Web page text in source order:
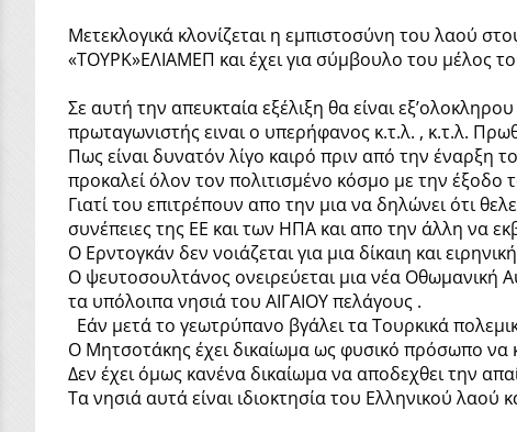
Μετεκλογικά κλονίζεται η εμπιστοσύνη του λαού
«ΤΟΥΡΚ»ΕΛΙΑΜΕΠ και έχει για σύμβουλο του μέλος
Σε αυτή την απευκταία εξέλιξη θα είναι
πρωταγωνιστής ειναι ο υπερήφανος κ.τ.λ. , κ.τ.λ.
Πως είναι δυνατόν λίγο καιρό πριν από την έναρξη
προκαλεί όλον τον πολιτισμένο κόσμο με την έξοδο
Γιατί του επιτρέπουν απο την μια να δηλώνει ότι
συνέπειες της ΕΕ και των ΗΠΑ και απο την άλλη να
Ο Ερντογκάν δεν νοιάζεται για μια δίκαιη και
Ο ψευτοσουλτάνος ονειρεύεται μια νέα Οθωμανική
τα υπόλοιπα νησιά του ΑΙΓΑΙΟΥ πελάγους .
Εάν μετά το γεωτρύπανο βγάλει τα Τουρκικά
Ο Μητσοτάκης έχει δικαίωμα ως φυσικό πρόσωπο να
Δεν έχει όμως κανένα δικαίωμα να αποδεχθει την
Τα νησιά αυτά είναι ιδιοκτησία του Ελληνικού